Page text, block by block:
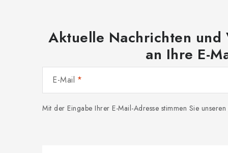
Aktuelle Nachrichten und
an Ihre E-
E-Mail
Mit der Eingabe Ihrer E-Mail-Adresse stimmen Sie unseren